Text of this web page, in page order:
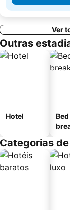
Ver
Outras
Hotel
Bed
Categorias